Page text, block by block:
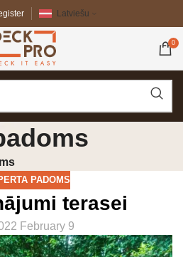
Latviešu
0
PADOMS
terasei
February 9